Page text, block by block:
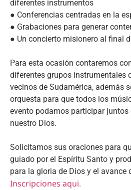
diferentes instrumentos
● Conferencias centradas en la
● Grabaciones para generar
● Un concierto misionero al final
Para esta ocasión contaremos
diferentes grupos instrumentales
vecinos de Sudamérica, además
orquesta para que todos los
evento podamos participar juntos
nuestro Dios.
Solicitamos sus oraciones para
guiado por el Espíritu Santo y
para la gloria de Dios y el avance
Inscripciones aqui.